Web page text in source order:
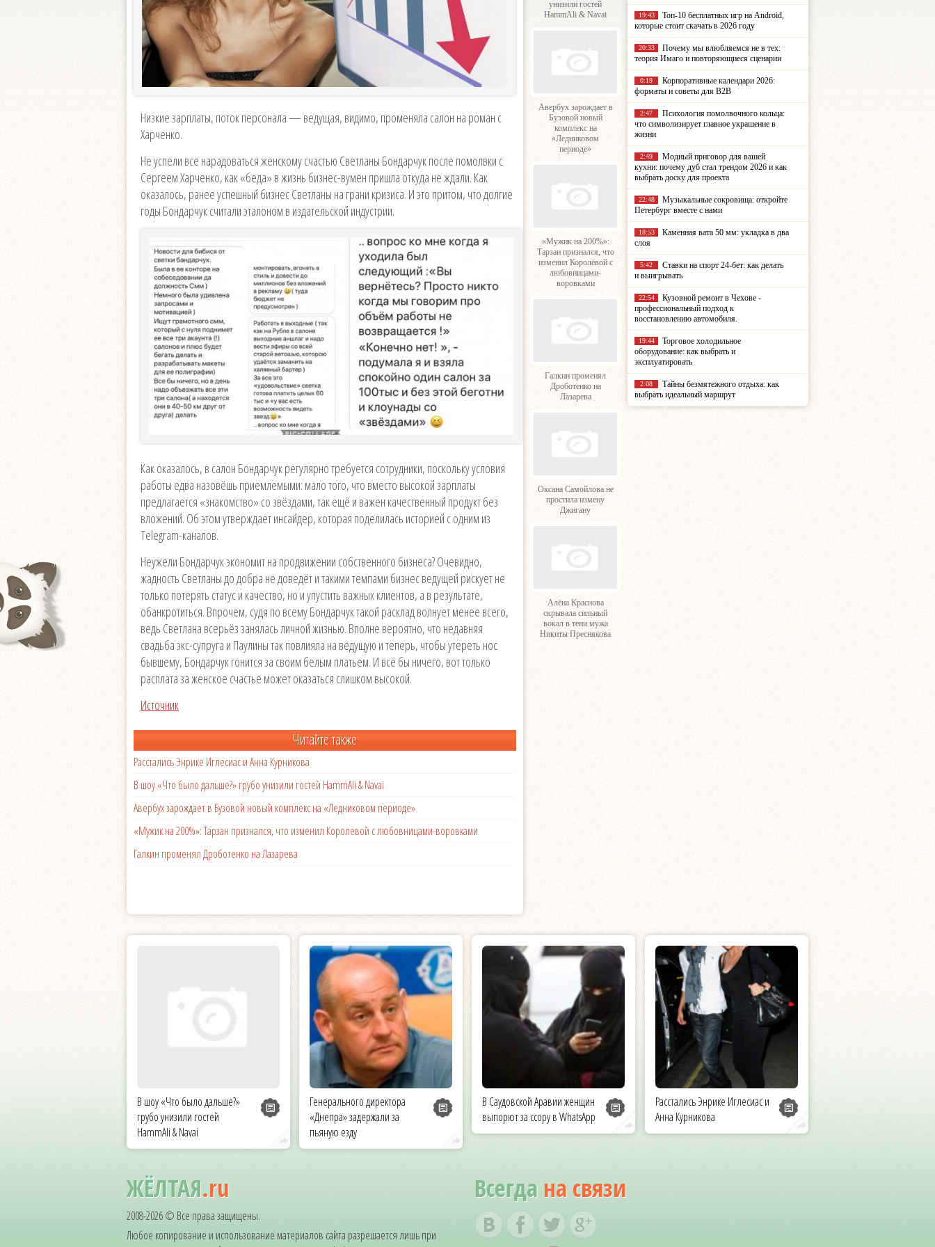
Низкие зарплаты, поток персонала — ведущая, видимо, променяла салон на роман с
Харченко.
Не успели все нарадоваться женскому счастью Светланы Бондарчук после помолвки с
Сергеем Харченко, как «беда» в жизнь бизнес-вумен пришла откуда не ждали. Как
оказалось, ранее успешный бизнес Светланы на грани кризиса. И это притом, что долгие
годы Бондарчук считали эталоном в издательской индустрии.
Как оказалось, в салон Бондарчук регулярно требуется сотрудники, поскольку условия
работы едва назовёшь приемлемыми: мало того, что вместо высокой зарплаты
предлагается «знакомство» со звёздами, так ещё и важен качественный продукт без
вложений. Об этом утверждает инсайдер, которая поделилась историей с одним из
Telegram-каналов.
Неужели Бондарчук экономит на продвижении собственного бизнеса? Очевидно,
жадность Светланы до добра не доведёт и такими темпами бизнес ведущей рискует не
только потерять статус и качество, но и упустить важных клиентов, а в результате,
обанкротиться. Впрочем, судя по всему Бондарчук такой расклад волнует менее всего,
ведь Светлана всерьёз занялась личной жизнью. Вполне вероятно, что недавняя
свадьба экс-супруга и Паулины так повлияла на ведущую и теперь, чтобы утереть нос
бывшему, Бондарчук гонится за своим белым платьем. И всё бы ничего, вот только
расплата за женское счастье может оказаться слишком высокой.
Источник
Читайте также
Расстались Энрике Иглесиас и Анна Курникова
В шоу «Что было дальше?» грубо унизили гостей HammAli & Navai
Авербух зарождает в Бузовой новый комплекс на «Ледниковом периоде»
«Мужик на 200%»: Тарзан признался, что изменил Королёвой с любовницами-воровками
Галкин променял Дроботенко на Лазарева
унизили гостей
HammAli & Navai
Авербух зарождает в
Бузовой новый
комплекс на
«Ледниковом
периоде»
«Мужик на 200%»:
Тарзан признался, что
изменил Королёвой с
любовницами-
воровками
Галкин променял
Дроботенко на
Лазарева
Оксана Самойлова не
простила измену
Джигану
Алёна Краснова
скрывала сильный
вокал в тени мужа
Никиты Преснякова
19:43
Топ-10 бесплатных игр на Android,
которые стоит скачать в 2026 году
20:33
Почему мы влюбляемся не в тех:
теория Имаго и повторяющиеся сценарии
0:19
Корпоративные календари 2026:
форматы и советы для B2B
2:47
Психология помолвочного кольца:
что символизирует главное украшение в
жизни
2:49
Модный приговор для вашей
кухни: почему дуб стал трендом 2026 и как
выбрать доску для проекта
22:48
Музыкальные сокровища: откройте
Петербург вместе с нами
18:53
Каменная вата 50 мм: укладка в два
слоя
5:42
Ставки на спорт 24-бет: как делать
и выигрывать
22:54
Кузовной ремонт в Чехове -
профессиональный подход к
восстановлению автомобиля.
19:44
Торговое холодильное
оборудование: как выбрать и
эксплуатировать
2:08
Тайны безмятежного отдыха: как
выбрать идеальный маршрут
В шоу «Что было дальше?»
грубо унизили гостей
HammAli & Navai
Генерального директора
«Днепра» задержали за
пьяную езду
В Саудовской Аравии женщин
выпорют за ссору в WhatsApp
Расстались Энрике Иглесиас и
Анна Курникова
ЖЁЛТАЯ.ru
2008-2026 © Все права защищены.
Любое копирование и использование материалов сайта разрешается лишь при
Всегда на связи